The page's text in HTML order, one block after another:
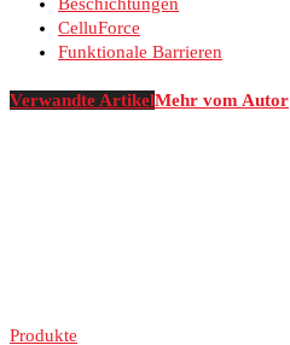
Beschichtungen
CelluForce
Funktionale Barrieren
Verwandte ArtikelMehr vom Autor
Produkte